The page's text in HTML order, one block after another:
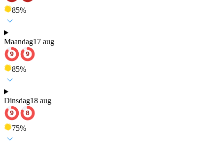
85%
Maandag17 aug
85%
Dinsdag18 aug
75%